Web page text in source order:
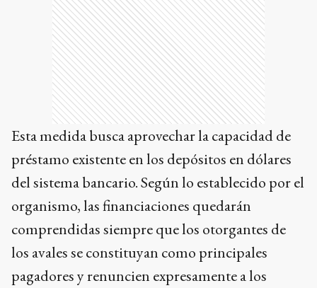
Esta medida busca aprovechar la capacidad de
préstamo existente en los depósitos en dólares
del sistema bancario. Según lo establecido por el
organismo, las financiaciones quedarán
comprendidas siempre que los otorgantes de
los avales se constituyan como principales
pagadores y renuncien expresamente a los